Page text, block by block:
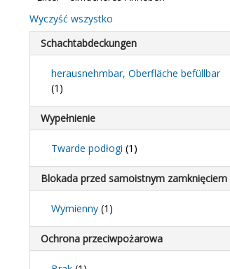
Wyczyść wszystko
Schachtabdeckungen
herausnehmbar, Oberfläche befüllbar
(1)
Wypełnienie
Twarde podłogi (1)
Blokada przed samoistnym zamknięciem
Wymienny (1)
Ochrona przeciwpożarowa